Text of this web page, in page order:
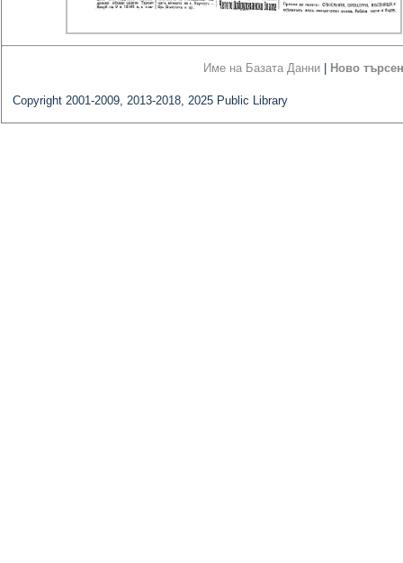
Име на Базата Данни Ново
Copyright 2001-2009, 2013-2018, 2025 Public Library